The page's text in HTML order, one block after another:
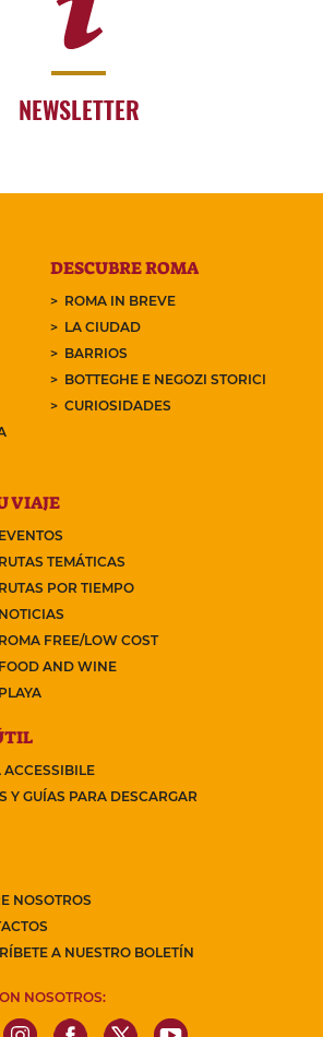
NEWSLETTER
DESCUBRE ROMA
ROMA IN BREVE
LA CIUDAD
BARRIOS
BOTTEGHE E NEGOZI STORICI
CURIOSIDADES
VIAJE
EVENTOS
RUTAS TEMÁTICAS
RUTAS POR TIEMPO
NOTICIAS
ROMA FREE/LOW COST
FOOD AND WINE
PLAYA
ACCESSIBILE
Y GUÍAS PARA DESCARGAR
NOSOTROS
A NUESTRO BOLETÍN
NOSOTROS: